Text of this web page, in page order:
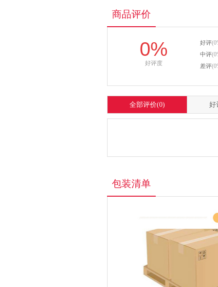
商品评价
0%
好评度
好评
中评
差评
全部评价(0) 好
包装清单